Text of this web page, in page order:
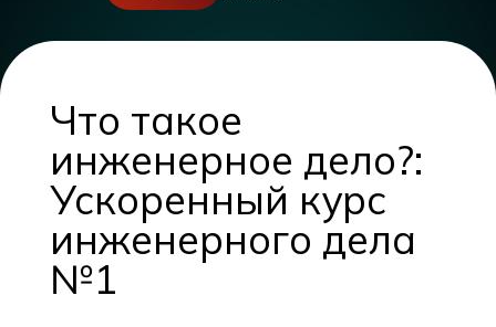
Что такое
инженерное дело?:
Ускоренный курс
инженерного дела
№1